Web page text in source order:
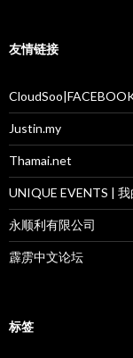
友情链接
Justin.my
Thamai.net
UNIQUE EVENTS | 我
永顺利有限公司
霹雳中文论坛
标签